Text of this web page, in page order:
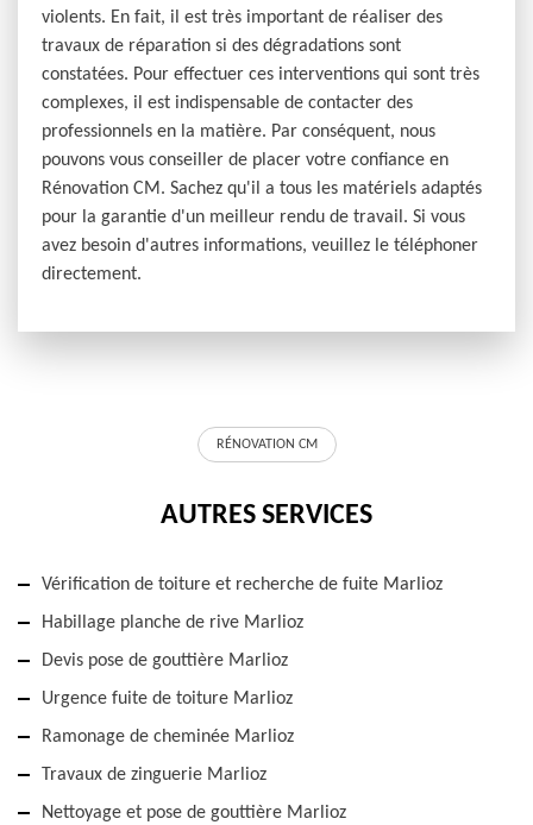
violents. En fait, il est très important de réaliser des
travaux de réparation si des dégradations sont
constatées. Pour effectuer ces interventions qui sont très
complexes, il est indispensable de contacter des
professionnels en la matière. Par conséquent, nous
pouvons vous conseiller de placer votre confiance en
Rénovation CM. Sachez qu'il a tous les matériels adaptés
pour la garantie d'un meilleur rendu de travail. Si vous
avez besoin d'autres informations, veuillez le téléphoner
directement.
RÉNOVATION CM
AUTRES SERVICES
Vérification de toiture et recherche de fuite Marlioz
Habillage planche de rive Marlioz
Devis pose de gouttière Marlioz
Urgence fuite de toiture Marlioz
Ramonage de cheminée Marlioz
Travaux de zinguerie Marlioz
Nettoyage et pose de gouttière Marlioz